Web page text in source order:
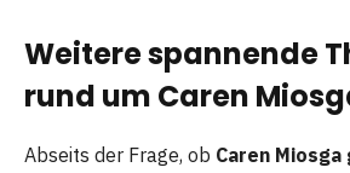
Weitere spannende
rund um Caren
Abseits der Frage, ob Caren